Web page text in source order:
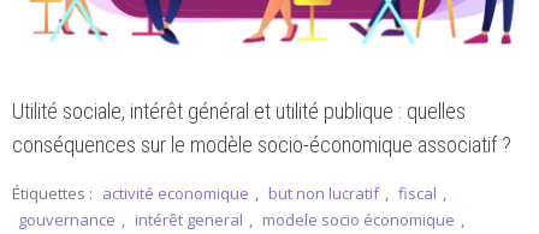
Utilité sociale, intérêt général et utilité publique : quelles
conséquences sur le modèle socio-économique associatif ?
Étiquettes : activité economique , but non lucratif , fiscal ,
gouvernance , intérêt general , modele socio économique ,